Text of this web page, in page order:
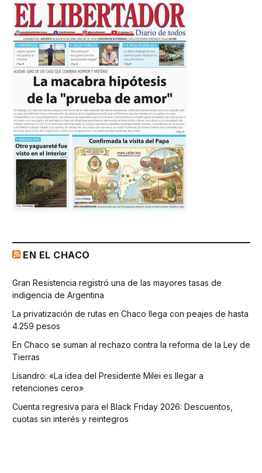
EN EL CHACO
Gran Resistencia registró una de las mayores tasas de
indigencia de Argentina
La privatización de rutas en Chaco llega con peajes de hasta
4.259 pesos
En Chaco se suman al rechazo contra la reforma de la Ley de
Tierras
Lisandro: «La idea del Presidente Milei es llegar a
retenciones cero»
Cuenta regresiva para el Black Friday 2026: Descuentos,
cuotas sin interés y reintegros